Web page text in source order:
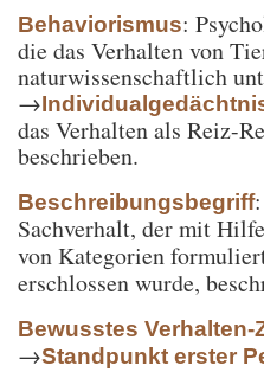
Behaviorismus:
die das Verhalten von
naturwissenschaftlich
→
das Verhalten als Reiz-
beschrieben.
Beschreibungsbegriff
Sachverhalt, der mit
von Kategorien
erschlossen wurde,
Bewusstes Verhalten-
→Standpunkt erster